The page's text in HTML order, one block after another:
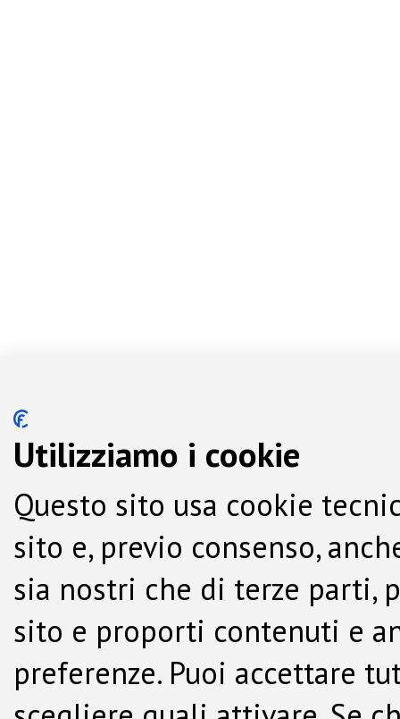
Utilizziamo i cookie
Questo sito usa cookie
sito e, previo consenso,
sia nostri che di terze parti,
sito e proporti contenuti e
preferenze. Puoi accettare